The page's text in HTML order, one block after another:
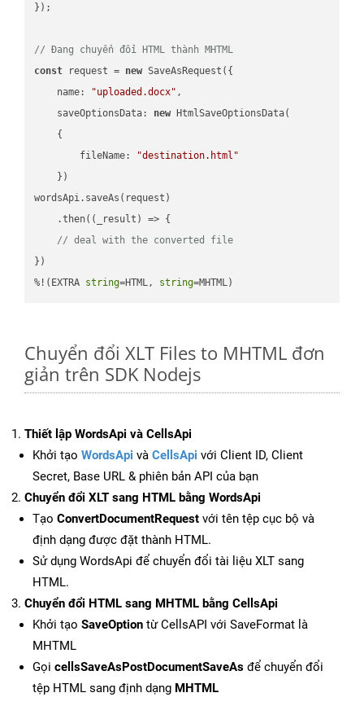
});
// Đang chuyển đổi HTML thành MHTML
const request = new SaveAsRequest({
name: "uploaded.docx" ,
saveOptionsData: new HtmlSaveOptionsData(
    {
fileName:
"destination.html"
    })
wordsApi.saveAs(request)
    .then(
( _result ) => {
// deal with the converted file
})
%!(EXTRA string=HTML, string=MHTML)
Chuyển đổi XLT Files to MHTML đơn
giản trên SDK Nodejs
Thiết lập WordsApi và CellsApi
Khởi tạo WordsApi và CellsApi với Client ID, Client
Secret, Base URL & phiên bản API của bạn
Chuyển đổi XLT sang HTML bằng WordsApi
Tạo ConvertDocumentRequest với tên tệp cục bộ và
định dạng được đặt thành HTML.
Sử dụng WordsApi để chuyển đổi tài liệu XLT sang
HTML.
Chuyển đổi HTML sang MHTML bằng CellsApi
Khởi tạo SaveOption từ CellsAPI với SaveFormat là
MHTML
Gọi cellsSaveAsPostDocumentSaveAs để chuyển đổi
tệp HTML sang định dạng MHTML